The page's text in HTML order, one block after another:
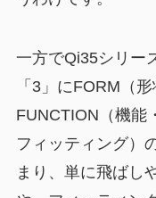
一方でQi35シリー
「3」にFORM（
FUNCTION（機能
フィッティング）
まり、単に飛ばし